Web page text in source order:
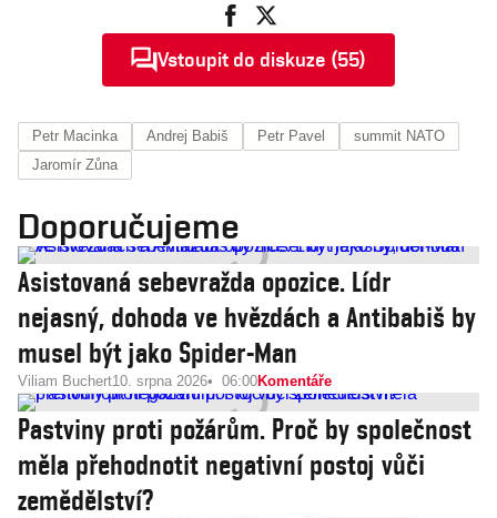
Vstoupit do diskuze (55)
Petr Macinka Andrej Babiš Petr Pavel
summit NATO
Jaromír Zůna
Doporučujeme
Asistovaná sebevražda opozice. Lídr
nejasný, dohoda ve hvězdách a Antibabiš by
musel být jako Spider-Man
Viliam Buchert10. srpna 2026 06:00Komentáře
Pastviny proti požárům. Proč by společnost
měla přehodnotit negativní postoj vůči
zemědělství?